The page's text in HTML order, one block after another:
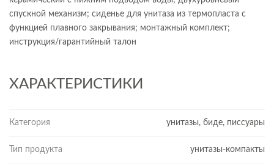
спускной механизм; сиденье для унитаза из термопласта с
функцией плавного закрывания; монтажный комплект;
инструкция/гарантийный талон
ХАРАКТЕРИСТИКИ
Категория унитазы, биде, писсуары
Тип продукта унитазы-компакты